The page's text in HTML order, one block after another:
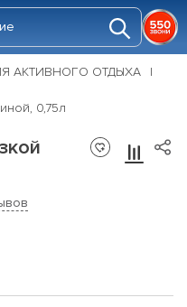
АКТИВНОГО ОТДЫХА
0,75л